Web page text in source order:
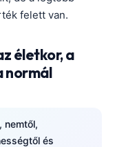
felett van.
életkor, a
normál
nemtől,
és